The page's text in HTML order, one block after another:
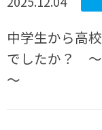
中学生から高
でしたか？ ～
～